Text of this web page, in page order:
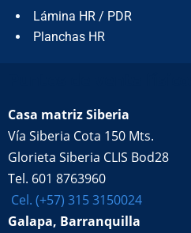
Lámina HR / PDR
Planchas HR
Casa matriz Siberia
Vía Siberia Cota 150 Mts.
Glorieta Siberia CLIS Bod28
Tel. 601 8763960
Cel. (+57) 315 3150024
Galapa, Barranquilla